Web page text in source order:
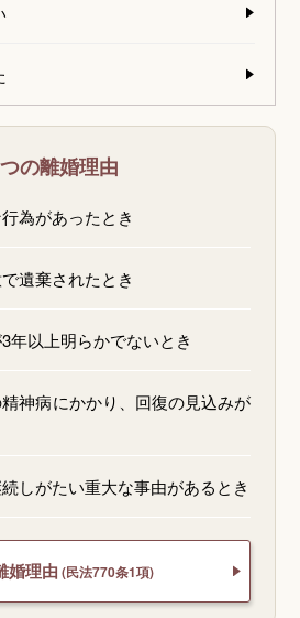
の離婚理由
為があったとき
遺棄されたとき
年以上明らかでないとき
神病にかかり、回復の見込みが
しがたい重大な事由があるとき
婚理由 (民法770条1項)